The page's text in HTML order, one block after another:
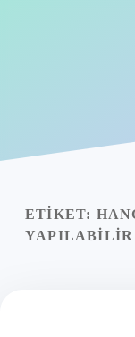
Yasal Uyarı
ETIKET:
YAPILABILIR